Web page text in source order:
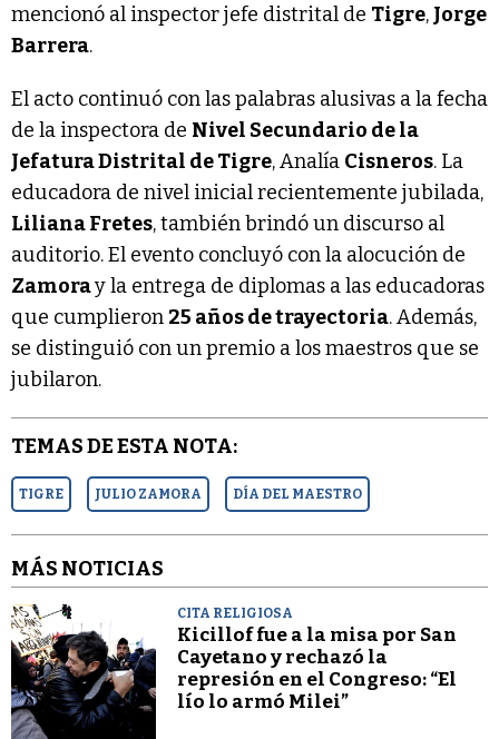
mencionó al inspector jefe distrital de Tigre, Jorge
Barrera.
El acto continuó con las palabras alusivas a la fecha
de la inspectora de Nivel Secundario de la
Jefatura Distrital de Tigre, Analía Cisneros. La
educadora de nivel inicial recientemente jubilada,
Liliana Fretes, también brindó un discurso al
auditorio. El evento concluyó con la alocución de
Zamoray la entrega de diplomas a las educadoras
que cumplieron 25 años de trayectoria. Además,
se distinguió con un premio a los maestros que se
jubilaron.
TEMAS DE ESTA NOTA:
TIGRE JULIO ZAMORA DÍA DEL MAESTRO
MÁS NOTICIAS
CITA RELIGIOSA
Kicillof fue a la misa por San
Cayetano y rechazó la
represión en el Congreso: “El
lío lo armó Milei”